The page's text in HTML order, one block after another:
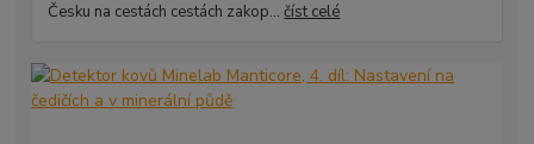
Česku na cestách cestách zakop...číst celé